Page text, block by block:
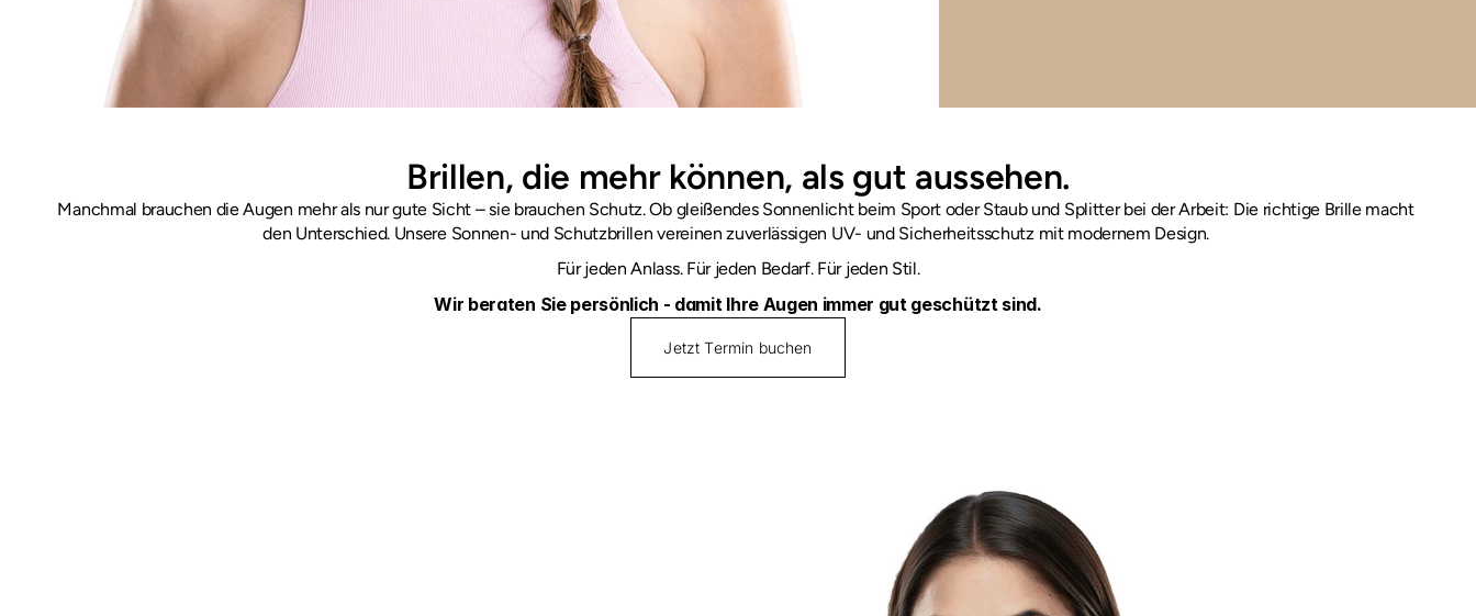
Brillen, die mehr können, als gut aussehen.
Manchmal brauchen die Augen mehr als nur gute Sicht – sie brauchen Schutz. Ob gleißendes Sonnenlicht beim Sport oder Staub und Splitter bei der Arbeit: Die richtige Brille macht
den Unterschied. Unsere Sonnen- und Schutzbrillen vereinen zuverlässigen UV- und Sicherheitsschutz mit modernem Design.
Für jeden Anlass. Für jeden Bedarf. Für jeden Stil.
Wir beraten Sie persönlich - damit Ihre Augen immer gut geschützt sind.
Jetzt Termin buchen